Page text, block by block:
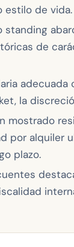
estilo de vida.
standing
de
la
mostrado
por alquiler
plazo.